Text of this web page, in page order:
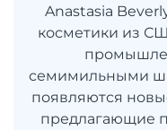
Anastasia
косметики из
семимильными
появляются
предлагающие